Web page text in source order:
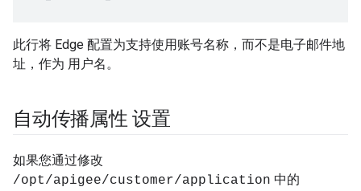
此行将 Edge 配置为支持使用账号名称，而不是电子邮件地
址，作为 用户名。
自动传播属性 设置
如果您通过修改
/opt/apigee/customer/application 中的